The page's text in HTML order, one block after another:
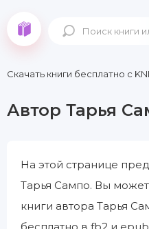
Скачать книги бесплатно c
Автор Тарья
На этой странице
Тарья Сампо. Вы
книги автора Тарья